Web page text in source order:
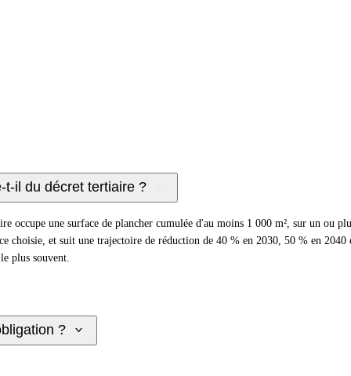
t-il du décret tertiaire ?
une surface de plancher cumulée d'au moins 1 000 m², sur un ou
choisie, et suit une trajectoire de réduction de 40 % en 2030, 50 % en
plus souvent.
?